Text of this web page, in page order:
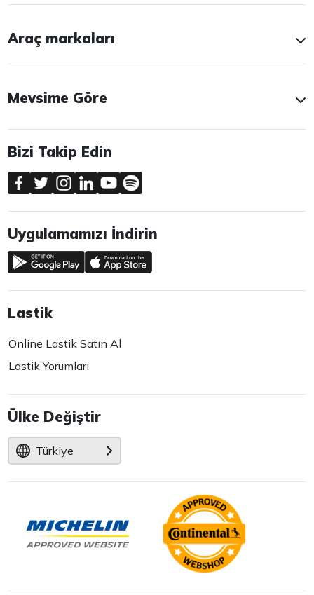
Araç markaları
Mevsime Göre
Bizi Takip Edin
Uygulamamızı İndirin
Lastik
Online Lastik Satın Al
Lastik Yorumları
Ülke Değiştir
Türkiye